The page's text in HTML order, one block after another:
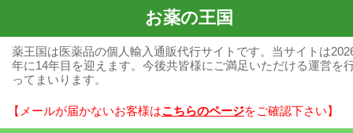
お薬の王国
薬王国は医薬品の個人輸入通販代行サイトです。当サイトは
年に14年目を迎えます。今後共皆様にご満足いただける運営を
ってまいります。
【メールが届かないお客様はこちらのページをご確認下さい】